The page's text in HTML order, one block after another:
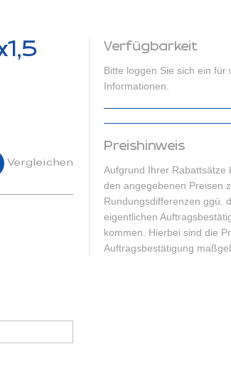
Vergleichen
Verfügbarkeit
Bitte loggen Sie sich ein für
Informationen.
Preishinweis
Aufgrund Ihrer Rabattsätze
den angegebenen Preisen
Rundungsdifferenzen ggü.
eigentlichen
kommen. Hierbei sind die
Auftragsbestätigung